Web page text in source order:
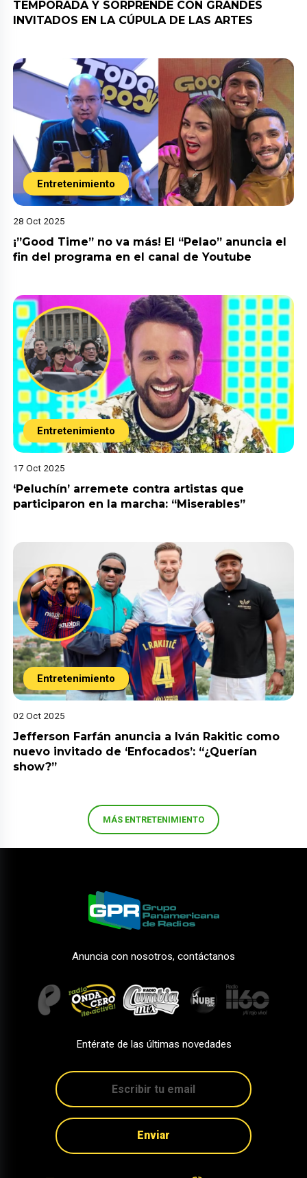
TEMPORADA Y SORPRENDE CON GRANDES
INVITADOS EN LA CÚPULA DE LAS ARTES
Entretenimiento
28 Oct 2025
¡”Good Time” no va más! El “Pelao” anuncia el
fin del programa en el canal de Youtube
Entretenimiento
17 Oct 2025
‘Peluchín’ arremete contra artistas que
participaron en la marcha: “Miserables”
Entretenimiento
02 Oct 2025
Jefferson Farfán anuncia a Iván Rakitic como
nuevo invitado de ‘Enfocados’: “¿Querían
show?”
MÁS ENTRETENIMIENTO
Anuncia con nosotros, contáctanos
Entérate de las últimas novedades
Enviar